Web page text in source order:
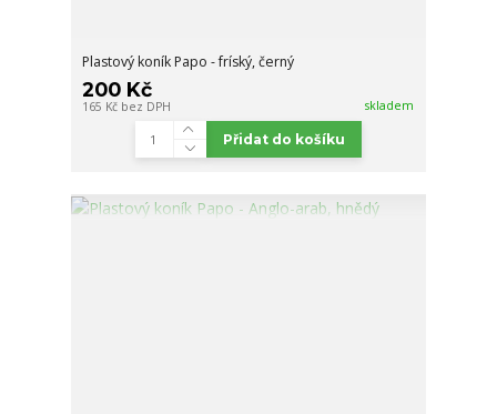
Plastový koník Papo - fríský, černý
200 Kč
165 Kč bez DPH skladem
Přidat do košíku